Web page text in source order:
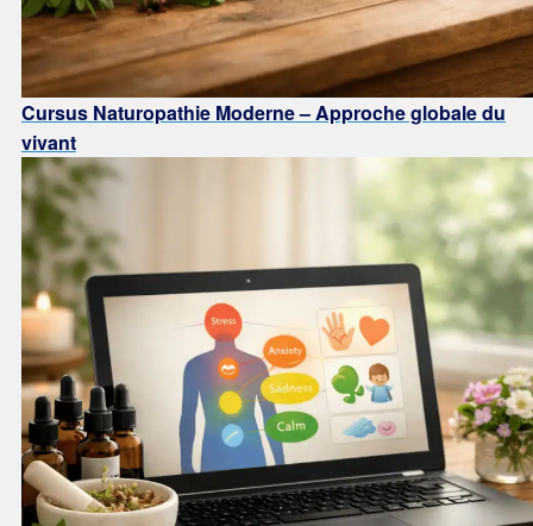
Cursus Naturopathie Moderne – Approche globale du
vivant